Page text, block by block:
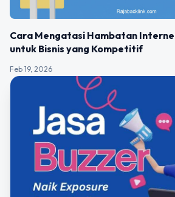
Cara Mengatasi Hambatan
untuk Bisnis yang Kompetitif
Feb 19, 2026